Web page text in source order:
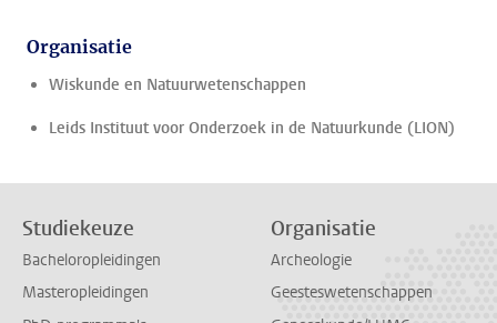
Organisatie
Wiskunde en Natuurwetenschappen
Leids Instituut voor Onderzoek in de Natuurkunde (LION)
Studiekeuze
Bacheloropleidingen
Masteropleidingen
Organisatie
Archeologie
Geesteswetenschappen